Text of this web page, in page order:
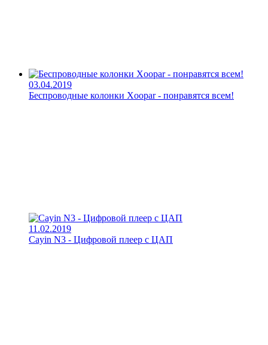
03.04.2019
Беспроводные колонки Xoopar - понравятся всем!
11.02.2019
Cayin N3 - Цифровой плеер с ЦАП